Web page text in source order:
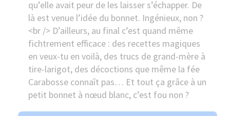
qu’elle avait peur de les laisser s’échapper. De
là est venue l’idée du bonnet. Ingénieux, non ?
<br /> D’ailleurs, au final c’est quand même
fichtrement efficace : des recettes magiques
en veux-tu en voilà, des trucs de grand-mère à
tire-larigot, des décoctions que même la fée
Carabosse connaît pas… Et tout ça grâce à un
petit bonnet à nœud blanc, c’est fou non ?